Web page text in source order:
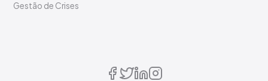
Gestão de Crises